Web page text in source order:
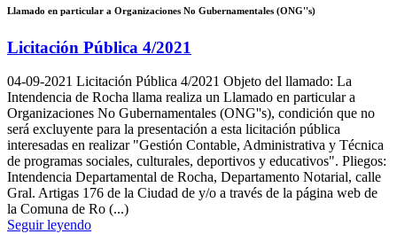
Llamado en particular a Organizaciones No Gubernamentales (ONG''s)
Licitación Pública 4/2021
04-09-2021 Licitación Pública 4/2021 Objeto del llamado: La
Intendencia de Rocha llama realiza un Llamado en particular a
Organizaciones No Gubernamentales (ONG''s), condición que no
será excluyente para la presentación a esta licitación pública
interesadas en realizar "Gestión Contable, Administrativa y Técnica
de programas sociales, culturales, deportivos y educativos". Pliegos:
Intendencia Departamental de Rocha, Departamento Notarial, calle
Gral. Artigas 176 de la Ciudad de y/o a través de la página web de
la Comuna de Ro (...)
Seguir leyendo